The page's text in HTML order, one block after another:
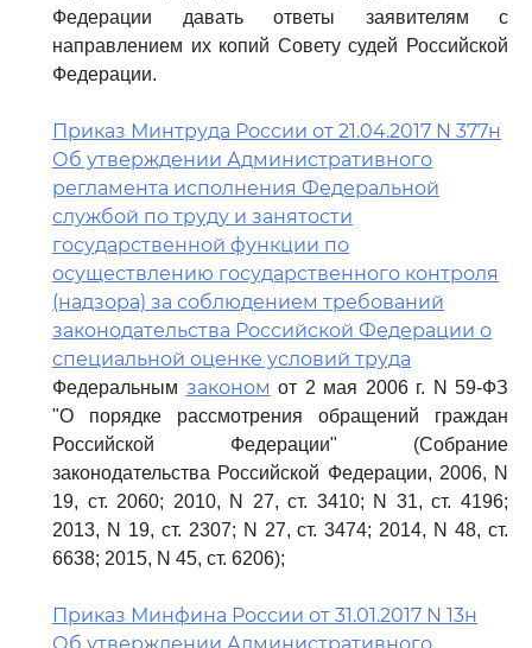
Федерации давать ответы заявителям с
направлением их копий Совету судей Российской
Федерации.
Приказ Минтруда России от 21.04.2017 N 377н
Об утверждении Административного
регламента исполнения Федеральной
службой по труду и занятости
государственной функции по
осуществлению государственного контроля
(надзора) за соблюдением требований
законодательства Российской Федерации о
специальной оценке условий труда
Федеральным законом от 2 мая 2006 г. N 59-ФЗ
"О порядке рассмотрения обращений граждан
Российской Федерации" (Собрание
законодательства Российской Федерации, 2006, N
19, ст. 2060; 2010, N 27, ст. 3410; N 31, ст. 4196;
2013, N 19, ст. 2307; N 27, ст. 3474; 2014, N 48, ст.
6638; 2015, N 45, ст. 6206);
Приказ Минфина России от 31.01.2017 N 13н